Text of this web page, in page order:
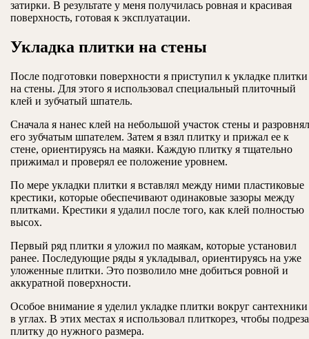
затирки. В результате у меня получилась ровная и красивая
поверхность, готовая к эксплуатации.
Укладка плитки на стены
После подготовки поверхности я приступил к укладке плитки
на стены. Для этого я использовал специальный плиточный
клей и зубчатый шпатель.
Сначала я нанес клей на небольшой участок стены и разровнял
его зубчатым шпателем. Затем я взял плитку и прижал ее к
стене, ориентируясь на маяки. Каждую плитку я тщательно
прижимал и проверял ее положение уровнем.
По мере укладки плитки я вставлял между ними пластиковые
крестики, которые обеспечивают одинаковые зазоры между
плитками. Крестики я удалил после того, как клей полностью
высох.
Первый ряд плитки я уложил по маякам, которые установил
ранее. Последующие ряды я укладывал, ориентируясь на уже
уложенные плитки. Это позволило мне добиться ровной и
аккуратной поверхности.
Особое внимание я уделил укладке плитки вокруг
в углах. В этих местах я использовал плиткорез, чтобы
плитку до нужного размера.